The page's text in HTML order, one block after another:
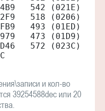
542 (021E)
518 (0206)
493 (01ED)
473 (01D9)
572 (023C)
и кол-во
39254588dec или 20